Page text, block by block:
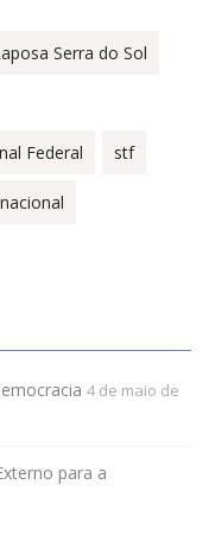
Serra do Sol
Federal stf
4 de maio de
para a